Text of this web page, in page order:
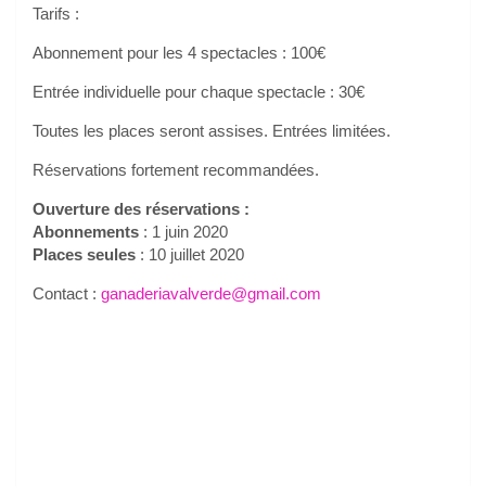
Tarifs :
Abonnement pour les 4 spectacles : 100€
Entrée individuelle pour chaque spectacle : 30€
Toutes les places seront assises. Entrées limitées.
Réservations fortement recommandées.
Ouverture des réservations :
Abonnements : 1 juin 2020
Places seules : 10 juillet 2020
Contact : ganaderiavalverde@gmail.com